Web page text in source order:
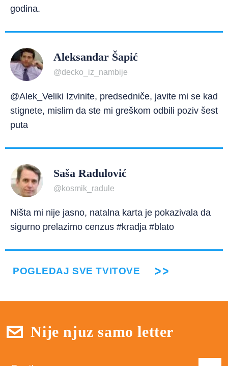
godina.
Aleksandar Šapić
@decko_iz_nambije
@Alek_Veliki Izvinite, predsedniče, javite mi se kad
stignete, mislim da ste mi greškom odbili poziv šest
puta
Saša Radulović
@kosmik_radule
Ništa mi nije jasno, natalna karta je pokazivala da
sigurno prelazimo cenzus #kradja #blato
POGLEDAJ SVE TVITOVE
Nije njuz samo letter